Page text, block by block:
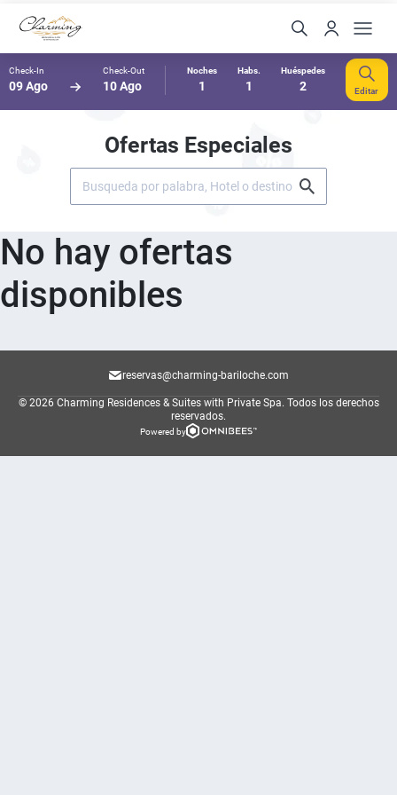
Check-In
09 Ago
Check-Out
10 Ago
Noches
1
Habs.
1
Huéspedes
2 Editar
Ofertas Especiales
No hay ofertas
disponibles
reservas@charming-bariloche.com
© 2026 Charming Residences & Suites with Private Spa. Todos los derechos
reservados.
Powered by